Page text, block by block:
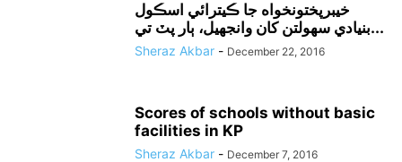
خيبرپختونخواه جا ڪيترائي اسڪول
بنيادي سهولتن کان وانجهيل، ٻار پٽ تي...
Sheraz Akbar - December 22, 2016
Scores of schools without basic
facilities in KP
Sheraz Akbar - December 7, 2016